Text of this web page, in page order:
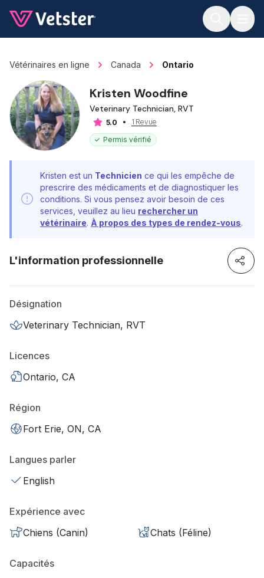
Vétérinaires en ligne Canada Ontario
Kristen Woodfine
Veterinary Technician, RVT
5.0
1 Revue
Permis vérifié
Kristen est un Technicien ce qui les empêche de
prescrire des médicaments et de diagnostiquer les
conditions. Si vous pensez avoir besoin de ces
services, veuillez au lieu rechercher un
vétérinaire. À propos des types de rendez-vous.
L'information professionnelle
Désignation
Veterinary Technician, RVT
Licences
Ontario, CA
Région
Fort Erie, ON, CA
Langues parler
English
Expérience avec
Chiens (Canin)
Chats (Féline)
Capacités